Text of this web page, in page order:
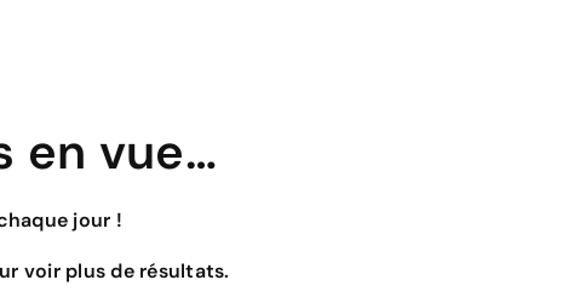
en vue…
jour !
voir plus de résultats.